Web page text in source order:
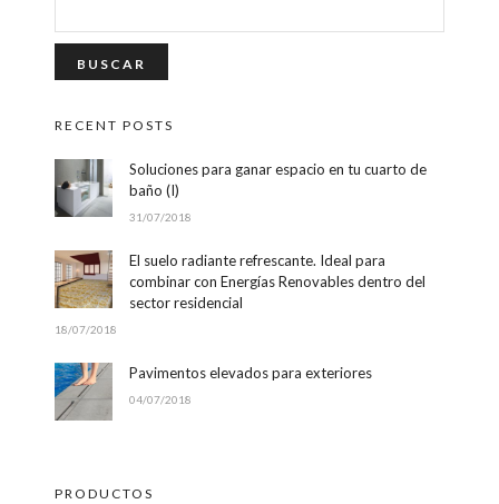
RECENT POSTS
Soluciones para ganar espacio en tu cuarto de
baño (I)
31/07/2018
El suelo radiante refrescante. Ideal para
combinar con Energías Renovables dentro del
sector residencial
18/07/2018
Pavimentos elevados para exteriores
04/07/2018
PRODUCTOS